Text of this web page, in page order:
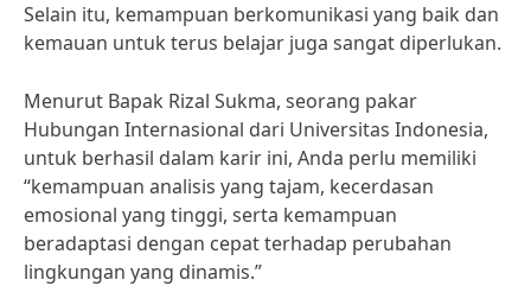
Selain itu, kemampuan berkomunikasi yang baik dan
kemauan untuk terus belajar juga sangat diperlukan.
Menurut Bapak Rizal Sukma, seorang pakar
Hubungan Internasional dari Universitas Indonesia,
untuk berhasil dalam karir ini, Anda perlu memiliki
“kemampuan analisis yang tajam, kecerdasan
emosional yang tinggi, serta kemampuan
beradaptasi dengan cepat terhadap perubahan
lingkungan yang dinamis.”